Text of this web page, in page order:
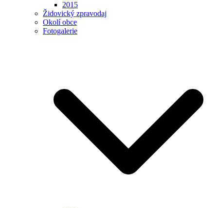
2015
Židovický zpravodaj
Okolí obce
Fotogalerie